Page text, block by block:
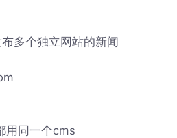
多个独立网站的新闻
用同一个cms